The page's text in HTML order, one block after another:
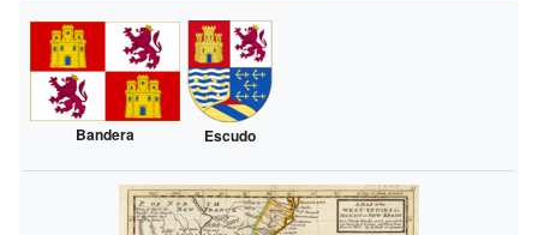
Bandera Escudo